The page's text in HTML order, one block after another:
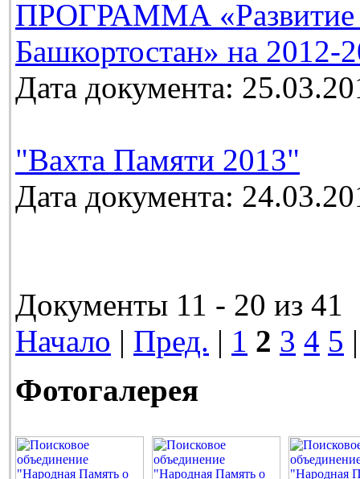
ПРОГРАММА «Развитие
Башкортостан» на 2012-
Дата документа:
"Вахта Памяти 2013"
Дата документа:
Документы 11 - 20 из 41
Начало | Пред. | 1 2 3 4 5
Фотогалерея